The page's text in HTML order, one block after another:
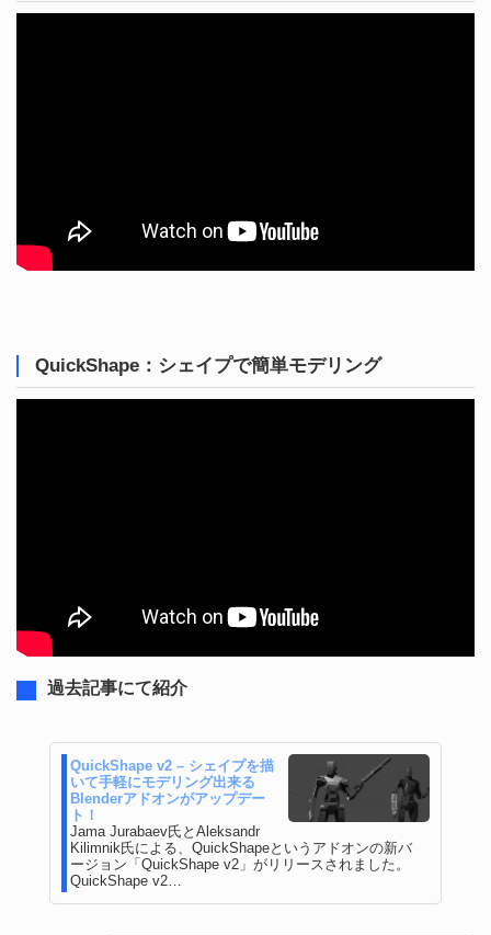
QuickShape：シェイプで簡単モデリング
過去記事にて紹介
QuickShape v2 – シェイプを描
いて手軽にモデリング出来る
Blenderアドオンがアップデー
ト！
Jama Jurabaev氏とAleksandr
Kilimnik氏による、QuickShapeというアドオンの新バ
ージョン「QuickShape v2」がリリースされました。
QuickShape v2…